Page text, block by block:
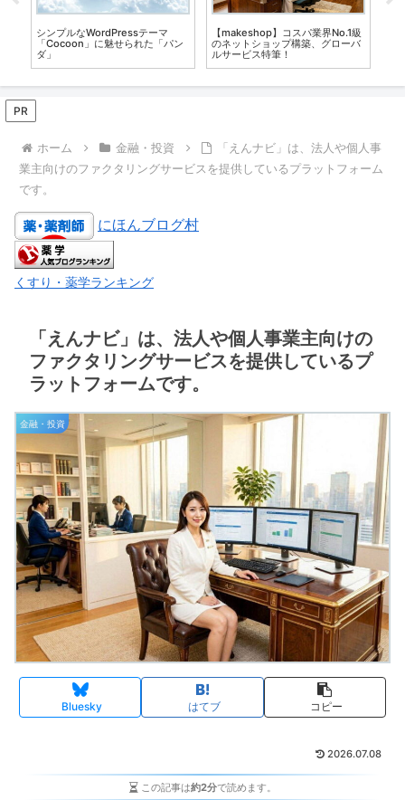
シンプルなWordPressテーマ
「Cocoon」に魅せられた「パン
ダ」
【makeshop】コスパ業界No.1級
のネットショップ構築、グローバ
ルサービス特筆！
PR
ホーム 金融・投資
「えんナビ」は、法人や個人事
業主向けのファクタリングサービスを提供しているプラットフォーム
です。
にほんブログ村
くすり・薬学ランキング
「えんナビ」は、法人や個人事業主向けの
ファクタリングサービスを提供しているプ
ラットフォームです。
金融・投資
Bluesky はてブ コピー
2026.07.08
この記事は約2分で読めます。